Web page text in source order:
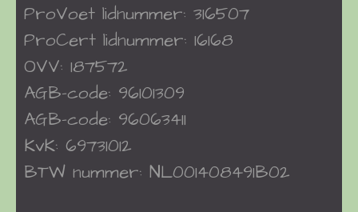
ProVoet lidnummer: 316507
ProCert lidnummer: 16168
OVV: 187572
AGB-code: 96101309
AGB-code: 96063411
KvK: 69731012
BTW nummer: NL001408491B02